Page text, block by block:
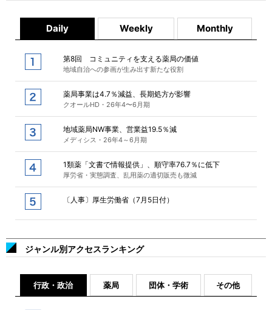
Daily Weekly Monthly
第8回 コミュニティを支える薬局の価値
地域自治への参画が生み出す新たな役割
薬局事業は4.7％減益、長期処方が影響
クオールHD・26年4〜6月期
地域薬局NW事業、営業益19.5％減
メディシス・26年4～6月期
1類薬「文書で情報提供」、順守率76.7％に低下
厚労省・実態調査、乱用薬の適切販売も微減
〔人事〕厚生労働省（7月5日付）
ジャンル別アクセスランキング
行政・政治 薬局 団体・学術 その他